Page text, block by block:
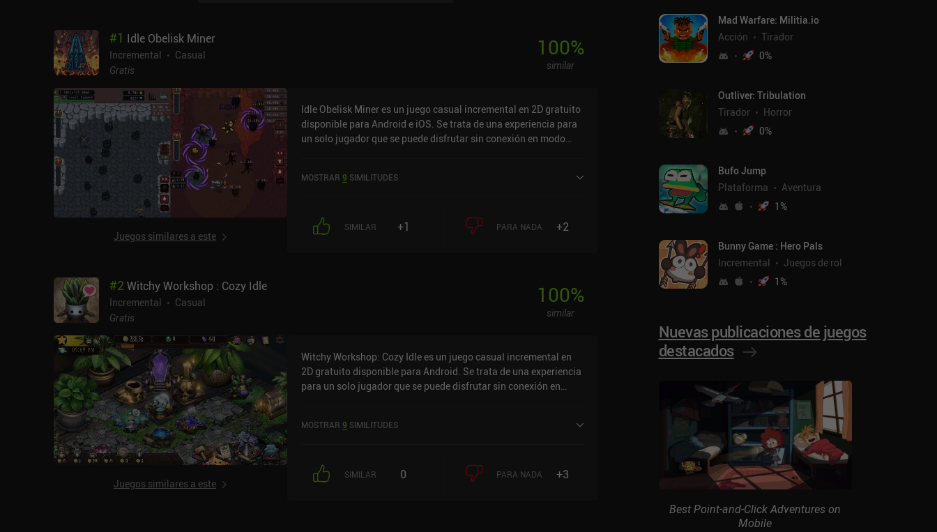
#1 Idle Obelisk Miner
Incremental
Casual
Gratis
100%
similar
Juegos similares a este
Idle Obelisk Miner es un juego casual incremental en 2D gratuito
disponible para Android e iOS. Se trata de una experiencia para
un solo jugador que se puede disfrutar sin conexión en modo
2023 y cuenta actualmente con una puntuación de 4,8 sobre 5,0
MOSTRAR 9 SIMILITUDES
SIMILAR +1 PARA NADA +2
#2 Witchy Workshop : Cozy Idle
Incremental
Casual
Gratis
100%
similar
Juegos similares a este
Witchy Workshop: Cozy Idle es un juego casual incremental en
2D gratuito disponible para Android. Se trata de una experiencia
para un solo jugador que se puede disfrutar sin conexión en
4,6 sobre 5,0 en Google Play.
MOSTRAR 9 SIMILITUDES
SIMILAR 0 PARA NADA +3
Mad Warfare: Militia.io
Acción
Tirador
0%
Outliver: Tribulation
Tirador
Horror
0%
Bufo Jump
Plataforma
Aventura
1%
Bunny Game : Hero Pals
Incremental
Juegos de rol
1%
Nuevas publicaciones de juegos
destacados
Best Point-and-Click Adventures on
Mobile